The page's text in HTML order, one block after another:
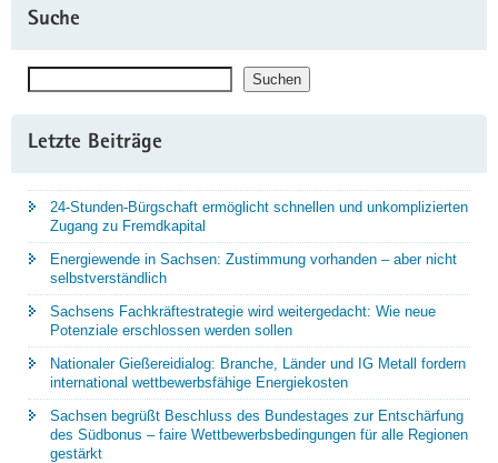
Suche
Suchen
Letzte Beiträge
24-Stunden-Bürgschaft ermöglicht schnellen und unkomplizierten
Zugang zu Fremdkapital
Energiewende in Sachsen: Zustimmung vorhanden – aber nicht
selbstverständlich
Sachsens Fachkräftestrategie wird weitergedacht: Wie neue
Potenziale erschlossen werden sollen
Nationaler Gießereidialog: Branche, Länder und IG Metall fordern
international wettbewerbsfähige Energiekosten
Sachsen begrüßt Beschluss des Bundestages zur Entschärfung
des Südbonus – faire Wettbewerbsbedingungen für alle Regionen
gestärkt